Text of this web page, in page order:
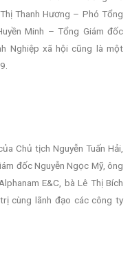
Thanh Hương – Phó Tổng
Minh – Tổng Giám đốc
Nghiệp xã hội cũng là một
Chủ tịch Nguyễn Tuấn Hải,
đốc Nguyễn Ngọc Mỹ, ông
E&C, bà Lê Thị Bích
cùng lãnh đạo các công ty